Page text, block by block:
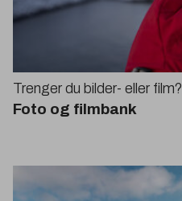
Trenger du bilder- eller film?
Foto og filmbank